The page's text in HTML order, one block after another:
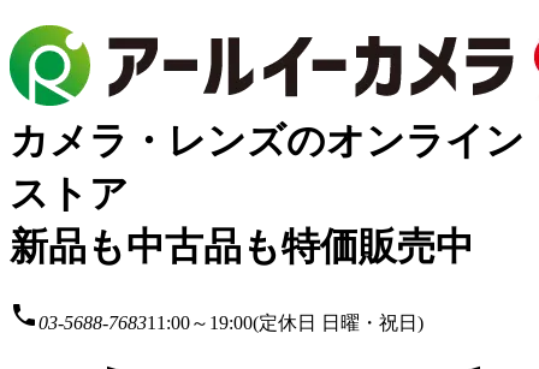
カメラ・レンズのオンライン
ストア
新品も中古品も特価販売中
local_phone03-5688-768311:00～19:00(定休日 日曜・祝日)